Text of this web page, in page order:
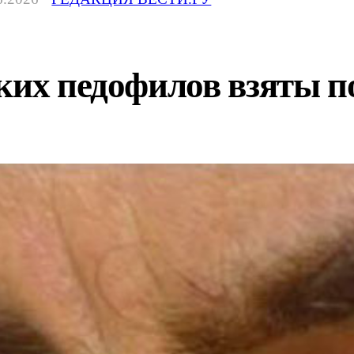
педофилов взяты